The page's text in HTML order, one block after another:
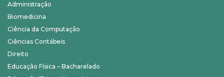
Administração
Biomedicina
Ciência da Computação
Ciências Contábeis
Direito
Educação Física – Bacharelado